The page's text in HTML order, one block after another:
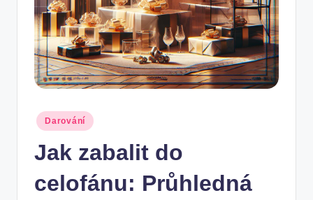
Posted
in
Darování
Jak zabalit do
celofánu: Průhledná